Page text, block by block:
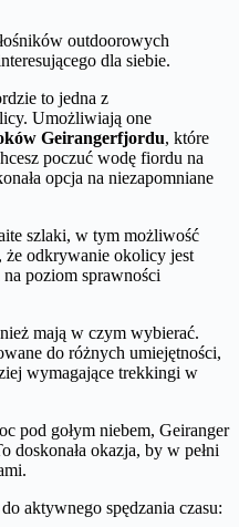
outdoorowych
dla siebie.
to jedna z
Umożliwiają one
Geirangerfjordu, które
poczuć wodę fiordu na
opcja na niezapomniane
szlaki, w tym możliwość
że odkrywanie okolicy jest
poziom sprawności
mają w czym wybierać.
do różnych umiejętności,
wymagające trekkingi w
pod gołym niebem, Geiranger
okazja, by w pełni
aktywnego spędzania czasu: